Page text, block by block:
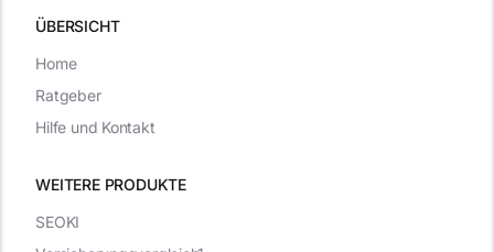
ÜBERSICHT
WEITERE PRODUKTE
SEOKI
Home
Ratgeber
Hilfe und Kontakt